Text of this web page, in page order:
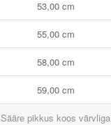
53,00 cm
55,00 cm
58,00 cm
59,00 cm
Sääre pikkus koos värvliga